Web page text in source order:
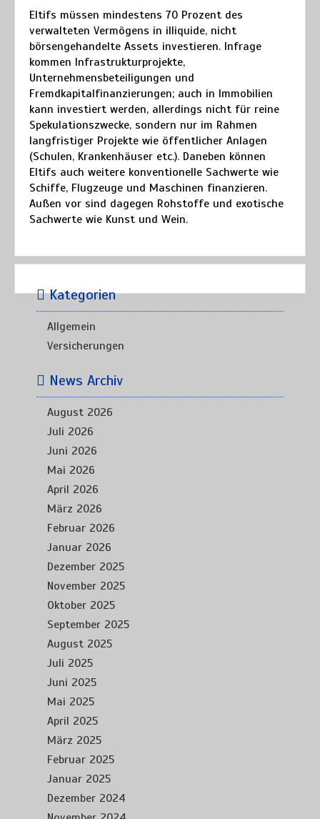
Eltifs müssen mindestens 70 Prozent des
verwalteten Vermögens in illiquide, nicht
börsengehandelte Assets investieren. Infrage
kommen Infrastrukturprojekte,
Unternehmensbeteiligungen und
Fremdkapitalfinanzierungen; auch in Immobilien
kann investiert werden, allerdings nicht für reine
Spekulationszwecke, sondern nur im Rahmen
langfristiger Projekte wie öffentlicher Anlagen
(Schulen, Krankenhäuser etc.). Daneben können
Eltifs auch weitere konventionelle Sachwerte wie
Schiffe, Flugzeuge und Maschinen finanzieren.
Außen vor sind dagegen Rohstoffe und exotische
Sachwerte wie Kunst und Wein.
Kategorien
Allgemein
Versicherungen
News Archiv
August 2026
Juli 2026
Juni 2026
Mai 2026
April 2026
März 2026
Februar 2026
Januar 2026
Dezember 2025
November 2025
Oktober 2025
September 2025
August 2025
Juli 2025
Juni 2025
Mai 2025
April 2025
März 2025
Februar 2025
Januar 2025
Dezember 2024